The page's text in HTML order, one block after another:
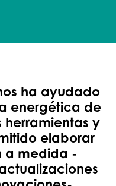
ha ayudado
energética de
herramientas y
elaborar
a medida -